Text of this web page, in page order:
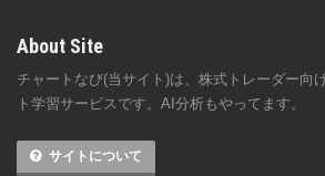
About Site
チャートなび(当サイト)は、株式トレーダー向
ト学習サービスです。AI分析もやってます。
サイトについて